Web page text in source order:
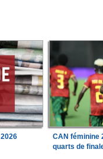
CAN féminine
quarts de